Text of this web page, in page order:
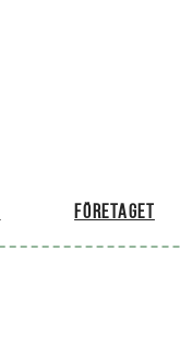
Företaget